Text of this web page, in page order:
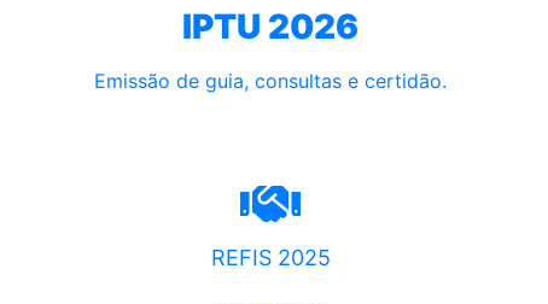
IPTU 2026
Emissão de guia, consultas e certidão.
REFIS 2025